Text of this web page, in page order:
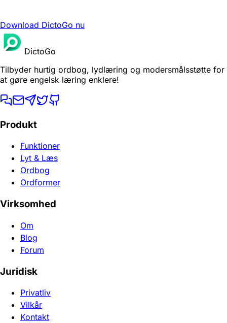
Download DictoGo nu
DictoGo
Tilbyder hurtig ordbog, lydlæring og modersmålsstøtte for
at gøre engelsk læring enklere!
Produkt
Funktioner
Lyt & Læs
Ordbog
Ordformer
Virksomhed
Om
Blog
Forum
Juridisk
Privatliv
Vilkår
Kontakt